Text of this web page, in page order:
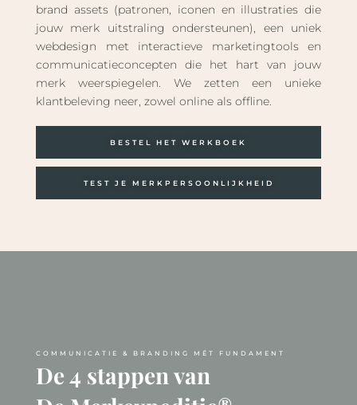
brand assets (patronen, iconen en illustraties die
jouw merk uitstraling ondersteunen), een uniek
webdesign met interactieve marketingtools en
communicatieconcepten die het hart van jouw
merk weerspiegelen. We zetten een unieke
klantbeleving neer, zowel online als offline.
BESTEL HET WERKBOEK
TEST JE MERKPERSOONLIJKHEID
COMMUNICATIE & BRANDING MÉT FUNDAMENT
De 4 stappen van